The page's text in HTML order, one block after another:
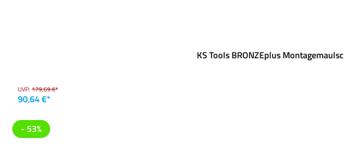
KS Tools BRONZEplus
UVP: 179,69 €*
90,64 €*
- 53%